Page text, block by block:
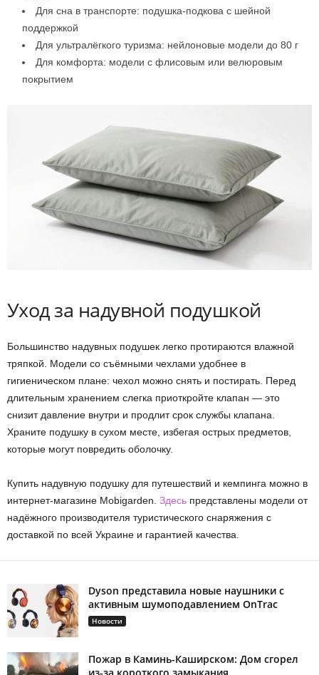
Для сна в транспорте: подушка-подкова с шейной
поддержкой
Для ультралёгкого туризма: нейлоновые модели до 80 г
Для комфорта: модели с флисовым или велюровым
покрытием
Уход за надувной подушкой
Большинство надувных подушек легко протираются влажной
тряпкой. Модели со съёмными чехлами удобнее в
гигиеническом плане: чехол можно снять и постирать. Перед
длительным хранением слегка приоткройте клапан — это
снизит давление внутри и продлит срок службы клапана.
Храните подушку в сухом месте, избегая острых предметов,
которые могут повредить оболочку.
Купить надувную подушку для путешествий и кемпинга можно в
интернет-магазине Mobigarden. Здесь представлены модели от
надёжного производителя туристического снаряжения с
доставкой по всей Украине и гарантией качества.
Dyson представила новые наушники с
активным шумоподавлением OnTrac
Новости
Пожар в Каминь-Каширском: Дом сгорел